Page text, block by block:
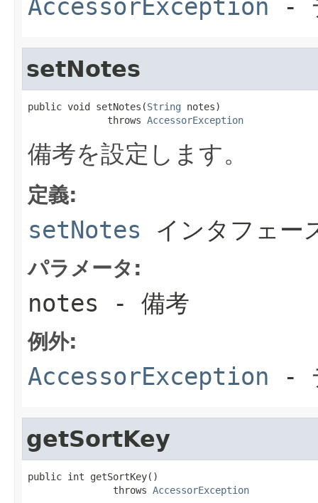
AccessorException -
setNotes
public void setNotes(String notes)
              throws
AccessorException
備考を設定します。
定義:
setNotes インタフェ
パラメータ:
notes - 備考
例外:
AccessorException -
getSortKey
public int getSortKey()
               throws
AccessorException